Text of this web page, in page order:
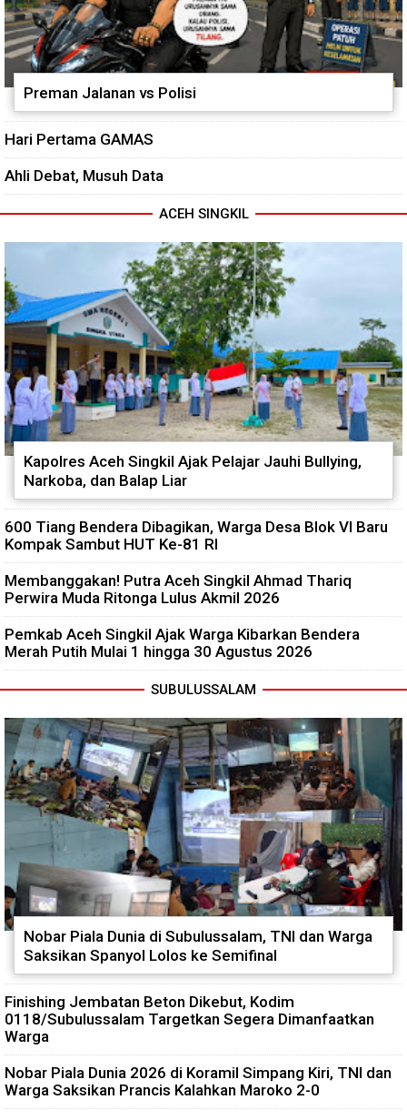
Preman Jalanan vs Polisi
Hari Pertama GAMAS
Ahli Debat, Musuh Data
ACEH SINGKIL
Kapolres Aceh Singkil Ajak Pelajar Jauhi Bullying,
Narkoba, dan Balap Liar
600 Tiang Bendera Dibagikan, Warga Desa Blok VI Baru
Kompak Sambut HUT Ke-81 RI
Membanggakan! Putra Aceh Singkil Ahmad Thariq
Perwira Muda Ritonga Lulus Akmil 2026
Pemkab Aceh Singkil Ajak Warga Kibarkan Bendera
Merah Putih Mulai 1 hingga 30 Agustus 2026
SUBULUSSALAM
Nobar Piala Dunia di Subulussalam, TNI dan Warga
Saksikan Spanyol Lolos ke Semifinal
Finishing Jembatan Beton Dikebut, Kodim
0118/Subulussalam Targetkan Segera Dimanfaatkan
Warga
Nobar Piala Dunia 2026 di Koramil Simpang Kiri, TNI dan
Warga Saksikan Prancis Kalahkan Maroko 2-0